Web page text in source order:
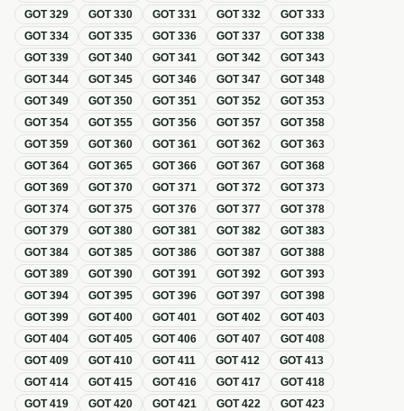
GOT329 GOT330 GOT331 GOT332 GOT333
GOT334 GOT335 GOT336 GOT337 GOT338
GOT339 GOT340 GOT341 GOT342 GOT343
GOT344 GOT345 GOT346 GOT347 GOT348
GOT349 GOT350 GOT351 GOT352 GOT353
GOT354 GOT355 GOT356 GOT357 GOT358
GOT359 GOT360 GOT361 GOT362 GOT363
GOT364 GOT365 GOT366 GOT367 GOT368
GOT369 GOT370 GOT371 GOT372 GOT373
GOT374 GOT375 GOT376 GOT377 GOT378
GOT379 GOT380 GOT381 GOT382 GOT383
GOT384 GOT385 GOT386 GOT387 GOT388
GOT389 GOT390 GOT391 GOT392 GOT393
GOT394 GOT395 GOT396 GOT397 GOT398
GOT399 GOT400 GOT401 GOT402 GOT403
GOT404 GOT405 GOT406 GOT407 GOT408
GOT409 GOT410 GOT411 GOT412 GOT413
GOT414 GOT415 GOT416 GOT417 GOT418
GOT419 GOT420 GOT421 GOT422 GOT423